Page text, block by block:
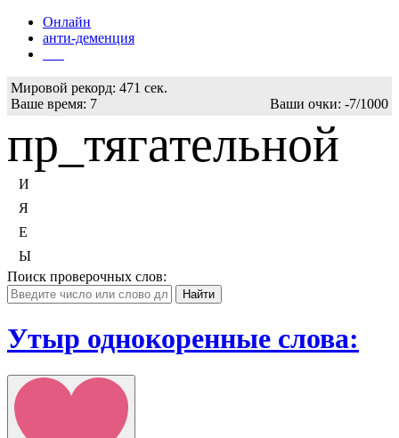
Онлайн
анти-деменция
Мировой рекорд: 471 сек.
Ваше время: 7 Ваши очки: -7/1000
пр_тягательной
И
Я
Е
Ы
Поиск проверочных слов:
Утыр однокоренные слова: